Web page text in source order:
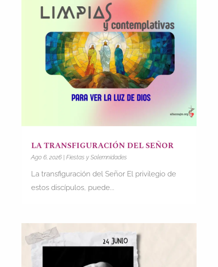
LA TRANSFIGURACIÓN DEL SEÑOR
Ago 6, 2026| Fiestas y Solemnidades
La transfiguración del Señor El privilegio de
estos discípulos, puede...